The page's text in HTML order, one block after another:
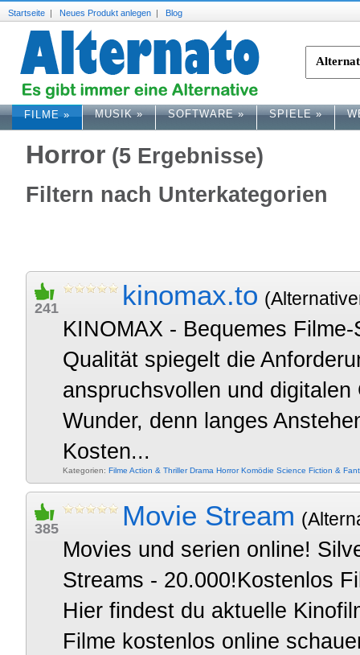
Startseite | Neues Produkt anlegen | Blog
FILME» MUSIK» SOFTWARE» SPIELE»
Horror (5 Ergebnisse)
Filtern nach Unterkategorien
241 kinomax.to
KINOMAX - Bequemes
Qualität spiegelt die
anspruchsvollen und
Wunder, denn langes
Kosten...
Kategorien: Filme Action & Thriller Drama Horror Komödie Science Fiction &
385 Movie Stream
Movies und serien online!
Streams - 20.000!Kostenlos
Hier findest du aktuelle
Filme kostenlos online